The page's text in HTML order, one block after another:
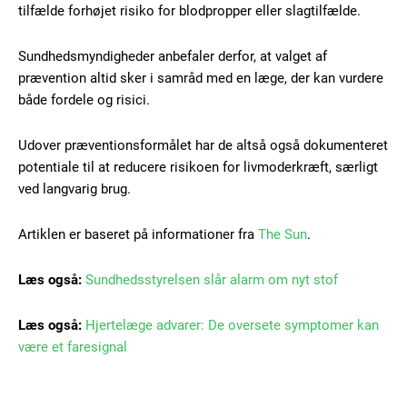
Free limited access
Gratis
Etiam est nibh, lobortis sit
Praesent euismod ac
Ut mollis pellentesque tortor
tilfælde forhøjet risiko for blodpropper eller slagtilfælde.
Sundhedsmyndigheder anbefaler derfor, at valget af
prævention altid sker i samråd med en læge, der kan vurdere
både fordele og risici.
Udover præventionsformålet har de altså også dokumenteret
potentiale til at reducere risikoen for livmoderkræft, særligt
ved langvarig brug.
Artiklen er baseret på informationer fra The Sun.
Læs også: Sundhedsstyrelsen slår alarm om nyt stof
Læs også: Hjertelæge advarer: De oversete symptomer kan
være et faresignal